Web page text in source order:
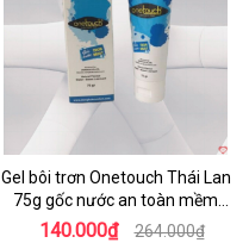
Gel bôi trơn Onetouch Thái Lan
75g gốc nước an toàn mềm
mượt kích thích
140.000₫ 264.000₫